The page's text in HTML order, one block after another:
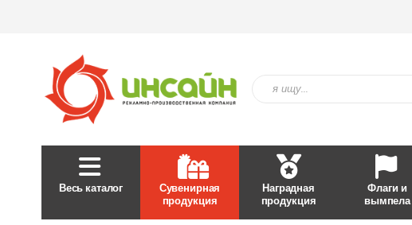
Весь каталог
Сувенирная
продукция
Наградная
продукция
Флаги и
вымпела